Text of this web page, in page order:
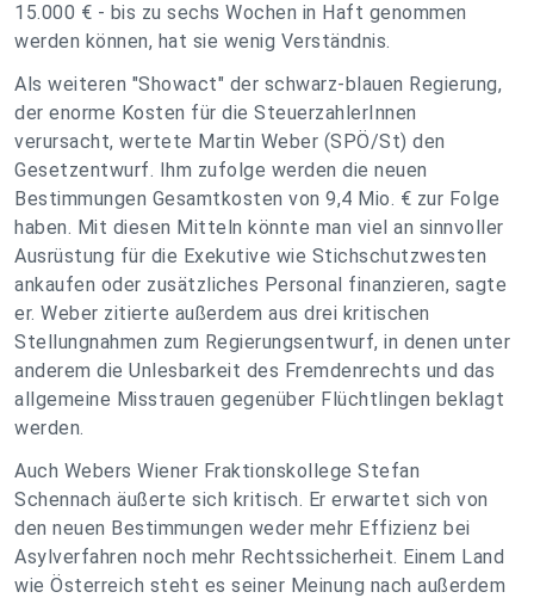
15.000 € - bis zu sechs Wochen in Haft genommen
werden können, hat sie wenig Verständnis.
Als weiteren "Showact" der schwarz-blauen Regierung,
der enorme Kosten für die SteuerzahlerInnen
verursacht, wertete Martin Weber (SPÖ/St) den
Gesetzentwurf. Ihm zufolge werden die neuen
Bestimmungen Gesamtkosten von 9,4 Mio. € zur Folge
haben. Mit diesen Mitteln könnte man viel an sinnvoller
Ausrüstung für die Exekutive wie Stichschutzwesten
ankaufen oder zusätzliches Personal finanzieren, sagte
er. Weber zitierte außerdem aus drei kritischen
Stellungnahmen zum Regierungsentwurf, in denen unter
anderem die Unlesbarkeit des Fremdenrechts und das
allgemeine Misstrauen gegenüber Flüchtlingen beklagt
werden.
Auch Webers Wiener Fraktionskollege Stefan
Schennach äußerte sich kritisch. Er erwartet sich von
den neuen Bestimmungen weder mehr Effizienz bei
Asylverfahren noch mehr Rechtssicherheit. Einem Land
wie Österreich steht es seiner Meinung nach außerdem